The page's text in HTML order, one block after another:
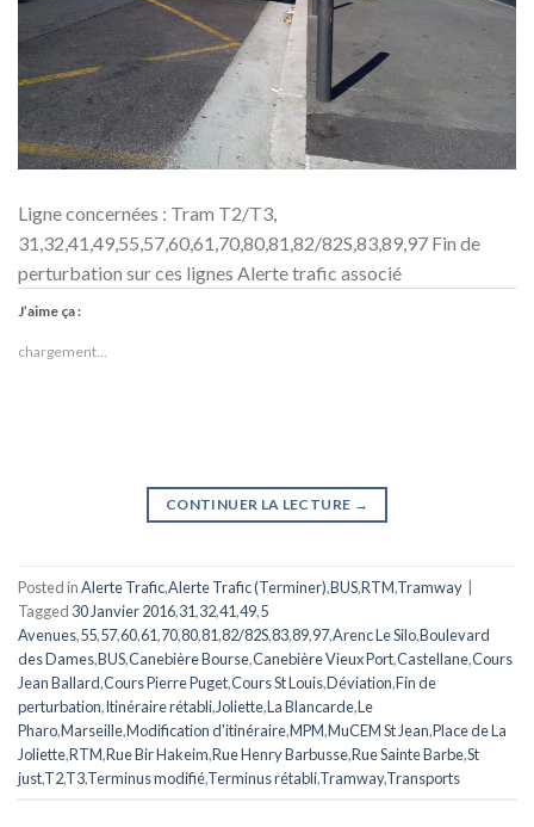
Ligne concernées : Tram T2/T3,
31,32,41,49,55,57,60,61,70,80,81,82/82S,83,89,97 Fin de
perturbation sur ces lignes Alerte trafic associé
J’aime ça :
chargement…
CONTINUER LA LECTURE →
Posted inAlerte Trafic,Alerte Trafic (Terminer),BUS,RTM,Tramway
Tagged 30 Janvier 2016,31,32,41,49,5
Avenues,55,57,60,61,70,80,81,82/82S,83,89,97,Arenc Le Silo,Boulevard
des Dames,BUS,Canebière Bourse,Canebière Vieux Port,Castellane,Cours
Jean Ballard,Cours Pierre Puget,Cours St Louis,Déviation,Fin de
perturbation,Itinéraire rétabli,Joliette,La Blancarde,Le
Pharo,Marseille,Modification d'itinéraire,MPM,MuCEM St Jean,Place de La
Joliette,RTM,Rue Bir Hakeim,Rue Henry Barbusse,Rue Sainte Barbe,St
just,T2,T3,Terminus modifié,Terminus rétabli,Tramway,Transports